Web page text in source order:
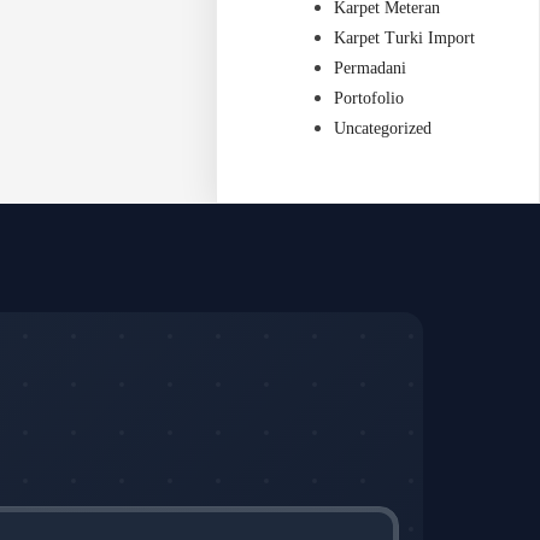
Karpet Meteran
Karpet Turki Import
Permadani
Portofolio
Uncategorized